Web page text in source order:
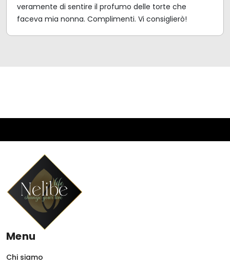
veramente di sentire il profumo delle torte che
faceva mia nonna. Complimenti. Vi consiglierò!
Menu
Chi siamo